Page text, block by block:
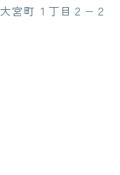
宮町１丁目２−２